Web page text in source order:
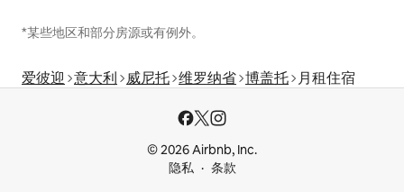
*某些地区和部分房源或有例外。
爱彼迎 意大利 威尼托 维罗纳省 博盖托 月租住宿
© 2026 Airbnb, Inc.
隐私
条款